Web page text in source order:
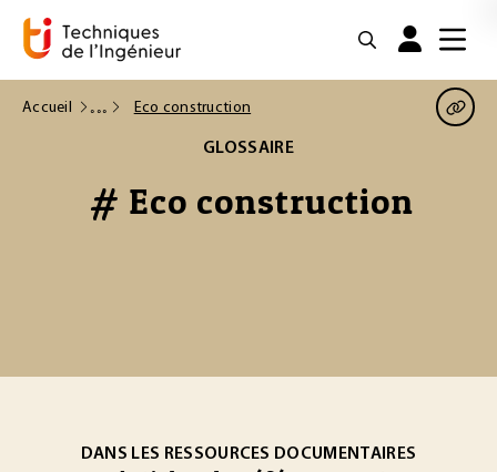
Accueil Eco construction
GLOSSAIRE
# Eco construction
DANS LES RESSOURCES DOCUMENTAIRES